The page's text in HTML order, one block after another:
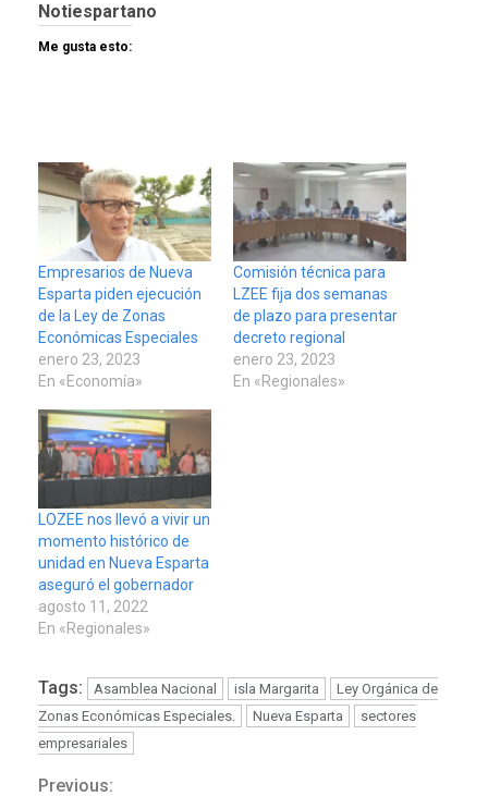
Notiespartano
Me gusta esto:
Empresarios de Nueva
Esparta piden ejecución
de la Ley de Zonas
Económicas Especiales
enero 23, 2023
En «Economía»
Comisión técnica para
LZEE fija dos semanas
de plazo para presentar
decreto regional
enero 23, 2023
En «Regionales»
LOZEE nos llevó a vivir un
momento histórico de
unidad en Nueva Esparta
aseguró el gobernador
agosto 11, 2022
En «Regionales»
Tags: Asamblea Nacional isla Margarita
Ley Orgánica de
Zonas Económicas Especiales.
Nueva Esparta
sectores
empresariales
Previous: